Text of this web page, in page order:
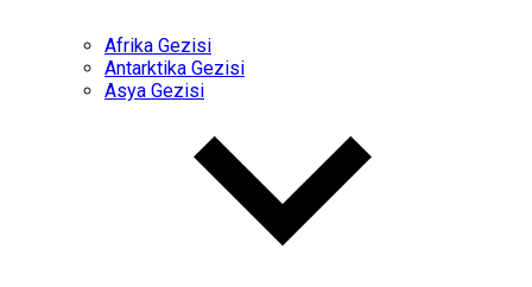
Afrika Gezisi
Antarktika Gezisi
Asya Gezisi